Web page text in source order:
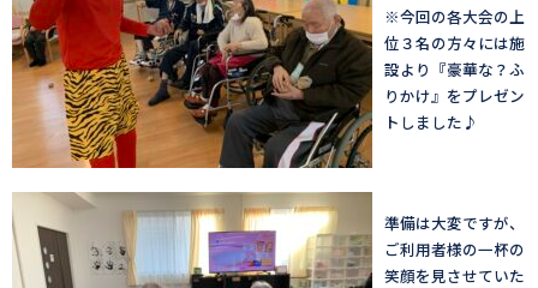
※今回の各大会の上
位３名の方々には施
設より『豪華な？ふ
りかけ』をプレゼン
トしました♪
準備は大変ですが、
ご利用者様の一杯の
笑顔を見させていた